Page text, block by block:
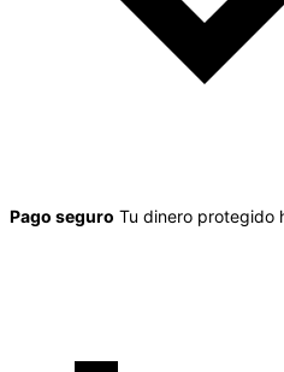
Pago seguro Tu dinero protegido